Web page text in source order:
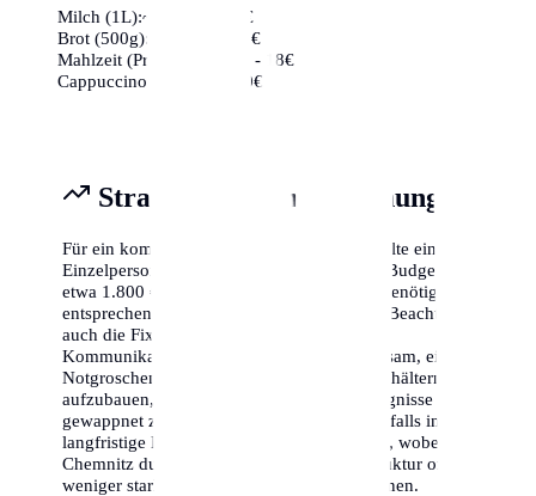
Milch (1L):~1,10€ - 1,40€
Brot (500g):
~2,50€ - 4,00€
Mahlzeit (Preiswert):
~12€ - 18€
Cappuccino:
~3,50€ - 5,00€
Strategische Finanzplanung
Für ein komfortables Leben in Chemnitz sollte eine
Einzelperson mit einem monatlichen Netto-Budget von
etwa 1.800 € bis 2.500 € planen. Familien benötigen
entsprechend mehr (ca. 3.500 € - 5.000 €). Beachte
auch die Fixkosten für Versicherungen und
Kommunikation (Internet/Handy). Es ist ratsam, einen
Notgroschen von mindestens drei Monatsgehältern
aufzubauen, um für unvorhergesehene Ereignisse
gewappnet zu sein. Die Inflation sollte ebenfalls in die
langfristige Kalkulation einbezogen werden, wobei
Chemnitz durch seine stabile Wirtschaftsstruktur oft
weniger stark betroffen ist als andere Regionen.